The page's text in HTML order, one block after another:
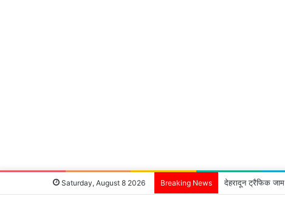
Saturday, August 8 2026 Breaking News देहरादून ट्रैफिक जाम